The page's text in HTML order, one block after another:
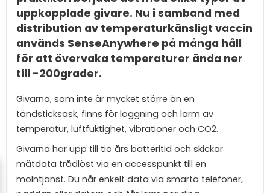
uppkopplade givare. Nu i samband med
distribution av temperaturkänsligt vaccin
används SenseAnywhere på många håll
för att övervaka temperaturer ända ner
till -200grader.
Givarna, som inte är mycket större än en
tändsticksask, finns för loggning och larm av
temperatur, luftfuktighet, vibrationer och CO2.
Givarna har upp till tio års batteritid och skickar
mätdata trådlöst via en accesspunkt till en
molntjänst. Du når enkelt data via smarta telefoner,